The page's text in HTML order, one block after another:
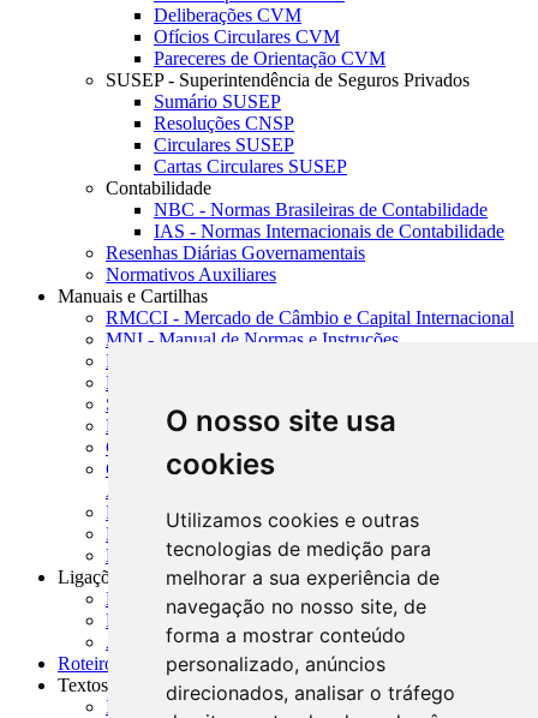
O nosso site usa
cookies
Utilizamos cookies e outras
tecnologias de medição para
melhorar a sua experiência de
navegação no nosso site, de
forma a mostrar conteúdo
personalizado, anúncios
direcionados, analisar o tráfego
Deliberações CVM
Ofícios Circulares CVM
Pareceres de Orientação CVM
SUSEP - Superintendência de Seguros Privados
Sumário SUSEP
Resoluções CNSP
Circulares SUSEP
Cartas Circulares SUSEP
Contabilidade
NBC - Normas Brasileiras de Contabilidade
IAS - Normas Internacionais de Contabilidade
Resenhas Diárias Governamentais
Normativos Auxiliares
Manuais e Cartilhas
RMCCI - Mercado de Câmbio e Capital Internacional
MNI - Manual de Normas e Instruções
MTVM - Manual de Títulos e Valores Mobiliários
MCR - Manual de Crédito Rural
SISORF - Manual de Organização do SFN
MASUP - Manual de Supervisão Bancária
CADOC - Catálogo de Documentos
CNAE-CONCLA - Classificação Nacional de
Atividades Econômicas
PMF - Cartilhas do BCB
Manuais Auxiliares do BCB e Cosif-e
Resenhas Diárias Governamentais
Ligações Externas
Links Úteis
Presidência da República
Agências Nacionais Reguladoras
Roteiros para Estudos
Textos
Índice de Textos